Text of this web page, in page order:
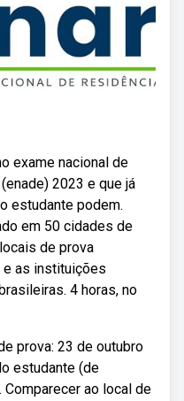
exame nacional de
2023 e que já
estudante podem.
em 50 cidades de
de prova
as instituições
4 horas, no
prova: 23 de outubro
estudante (de
ao local de